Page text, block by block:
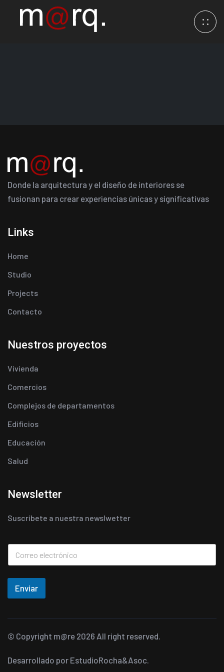
Donde la arquitectura y el diseño de interiores se
fusionan para crear experiencias únicas y significativas
Links
Home
Studio
Projects
Contacto
Nuestros proyectos
Vivienda
Comercios
Complejos de departamentos
Edificios
Educación
Salud
Newsletter
Suscríbete a nuestra newslwetter
Enviar
© Copyright m@re 2026 All right reserved.
Desarrollado por EstudioRocha&Asoc.